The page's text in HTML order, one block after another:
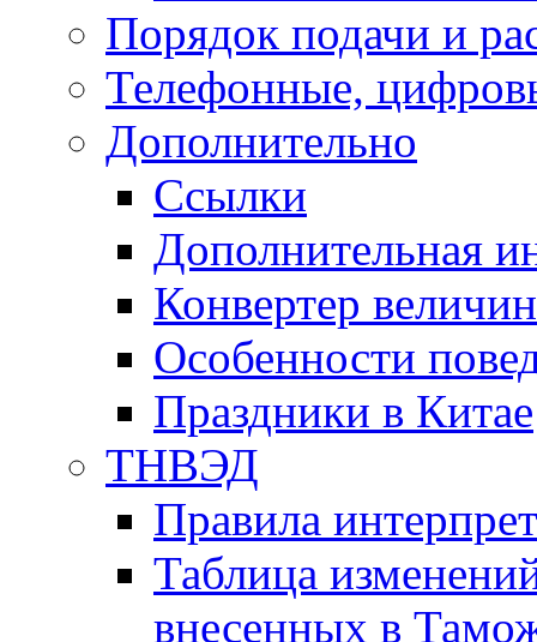
Порядок подачи и
Телефонные,
Дополнительно
Ссылки
Дополнительная
Конвертер
Особенности
Праздники в Китае
ТНВЭД
Правила
Таблица
внесенных в